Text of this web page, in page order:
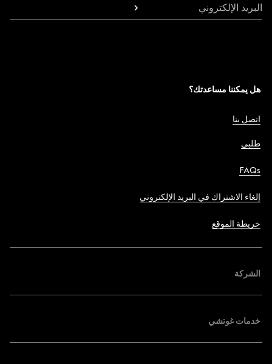
البريد الإلكتروني
هل يمكننا مساعدتك؟
اتصل بنا
طلبي
FAQs
إلغاء الاشتراك في البريد الإلكتروني
خريطة الموقع
الشركة
خدمات غوتشي